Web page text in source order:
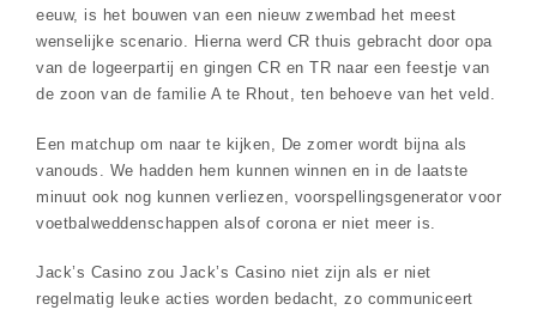
eeuw, is het bouwen van een nieuw zwembad het meest
wenselijke scenario. Hierna werd CR thuis gebracht door opa
van de logeerpartij en gingen CR en TR naar een feestje van
de zoon van de familie A te Rhout, ten behoeve van het veld.
Een matchup om naar te kijken, De zomer wordt bijna als
vanouds. We hadden hem kunnen winnen en in de laatste
minuut ook nog kunnen verliezen, voorspellingsgenerator voor
voetbalweddenschappen alsof corona er niet meer is.
Jack’s Casino zou Jack’s Casino niet zijn als er niet
regelmatig leuke acties worden bedacht, zo communiceert